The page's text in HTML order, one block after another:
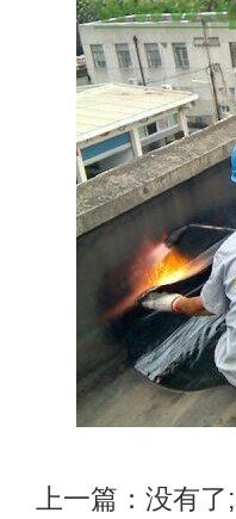
上一篇：没有了;